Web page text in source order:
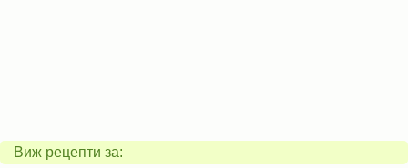
Виж рецепти за: